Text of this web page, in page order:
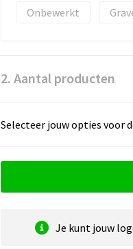
Onbewerkt
2. Aantal producten
Selecteer jouw opties voor
Je kunt jouw